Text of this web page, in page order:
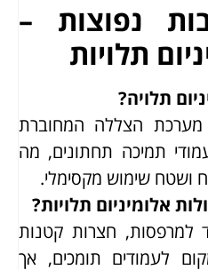
נפוצות –
תלויות
תלויה?
מערכת הצללה המחוברת
תמיכה תחתונים, מה
שימוש מקסימלי.
אלומיניום תלויות?
למרפסות, חצרות קטנות
לעמודים תומכים, אך